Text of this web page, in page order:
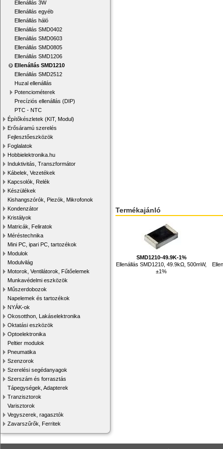
Ellenállás 3W
Ellenállás egyéb
Ellenállás háló
Ellenállás SMD0402
Ellenállás SMD0603
Ellenállás SMD0805
Ellenállás SMD1206
Ellenállás SMD1210
Ellenállás SMD2512
Huzal ellenállás
Potenciométerek
Precíziós ellenállás (DIP)
PTC - NTC
Építőkészletek (KIT, Modul)
Erősáramú szerelés
Fejlesztőeszközök
Foglalatok
Hobbielektronika.hu
Induktivitás, Transzformátor
Kábelek, Vezetékek
Kapcsolók, Relék
Készülékek
Kishangszórók, Piezók, Mikrofonok
Kondenzátor
Kristályok
Matricák, Feliratok
Méréstechnika
Mini PC, ipari PC, tartozékok
Modulok
Modulvilág
Motorok, Ventilátorok, Fűtőelemek
Munkavédelmi eszközök
Műszerdobozok
Napelemek és tartozékok
NYÁK-ok
Okosotthon, Lakáselektronika
Oktatási eszközök
Optoelektronika
Peltier modulok
Pneumatika
Szenzorok
Szerelési segédanyagok
Szerszám és forrasztás
Tápegységek, Adapterek
Tranzisztorok
Varisztorok
Vegyszerek, ragasztók
Zavarszűrők, Ferritek
Termékajánló
SMD1210-49.9K-1%
Ellenállás SMD1210, 49.9kΩ, 500mW,
±1%